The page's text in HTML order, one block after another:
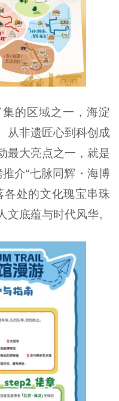
的区域之一，海淀
从非遗匠心到科创成
最大亮点之一，就是
介“七脉同辉・海博
各处的文化瑰宝串珠
底蕴与时代风华。